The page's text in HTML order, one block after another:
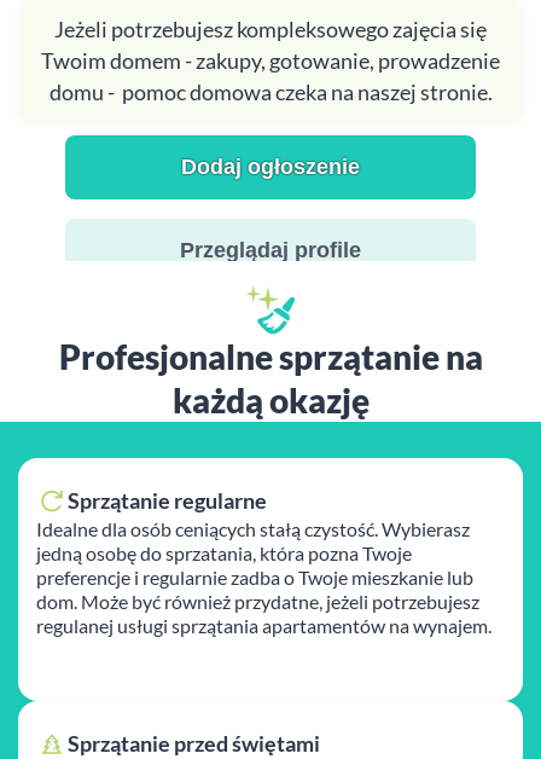
Jeżeli potrzebujesz kompleksowego zajęcia się
Twoim domem - zakupy, gotowanie, prowadzenie
domu - pomoc domowa czeka na naszej stronie.
Dodaj ogłoszenie
Przeglądaj profile
Profesjonalne sprzątanie na
każdą okazję
Sprzątanie regularne
Idealne dla osób ceniących stałą czystość. Wybierasz
jedną osobę do sprzatania, która pozna Twoje
preferencje i regularnie zadba o Twoje mieszkanie lub
dom. Może być również przydatne, jeżeli potrzebujesz
regulanej usługi sprzątania apartamentów na wynajem.
Sprzątanie przed świętami